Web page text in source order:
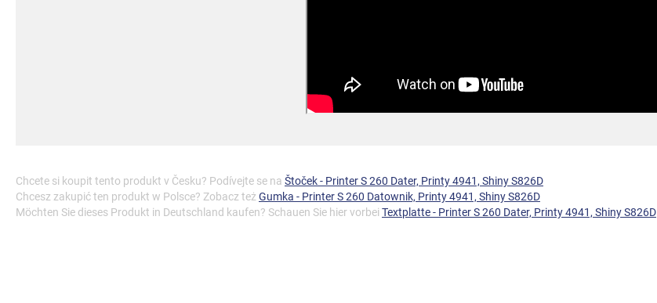
Chcete si koupit tento produkt v Česku? Podívejte se na Štoček - Printer S 260 Dater, Printy 4941, Shiny S826D
Chcesz zakupić ten produkt w Polsce? Zobacz też Gumka - Printer S 260 Datownik, Printy 4941, Shiny S826D
Möchten Sie dieses Produkt in Deutschland kaufen? Schauen Sie hier vorbei Textplatte - Printer S 260 Dater, Printy 4941, Shiny S826D